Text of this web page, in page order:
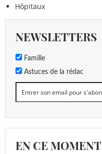
Hôpitaux
NEWSLETTERS
Famille
Astuces de la rédac
EN CE MOMENT